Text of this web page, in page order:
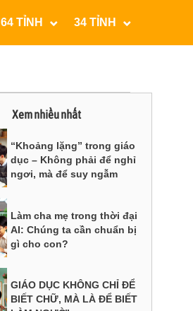
64 TỈNH 34 TỈNH
Xem nhiều nhất
“Khoảng lặng” trong giáo
dục – Không phải để nghỉ
ngơi, mà để suy ngẫm
Làm cha mẹ trong thời đại
AI: Chúng ta cần chuẩn bị
gì cho con?
GIÁO DỤC KHÔNG CHỈ ĐỂ
BIẾT CHỮ, MÀ LÀ ĐỂ BIẾT